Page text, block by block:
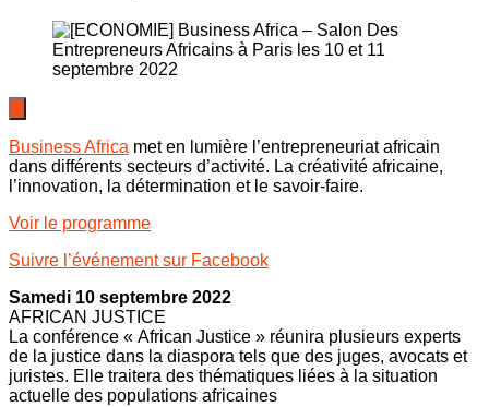
Business Africa met en lumière l’entrepreneuriat africain
dans différents secteurs d’activité. La créativité africaine,
l’innovation, la détermination et le savoir-faire.
Voir le programme
Suivre l’événement sur Facebook
Samedi 10 septembre 2022
AFRICAN JUSTICE
La conférence « African Justice » réunira plusieurs experts
de la justice dans la diaspora tels que des juges, avocats et
juristes. Elle traitera des thématiques liées à la situation
actuelle des populations africaines